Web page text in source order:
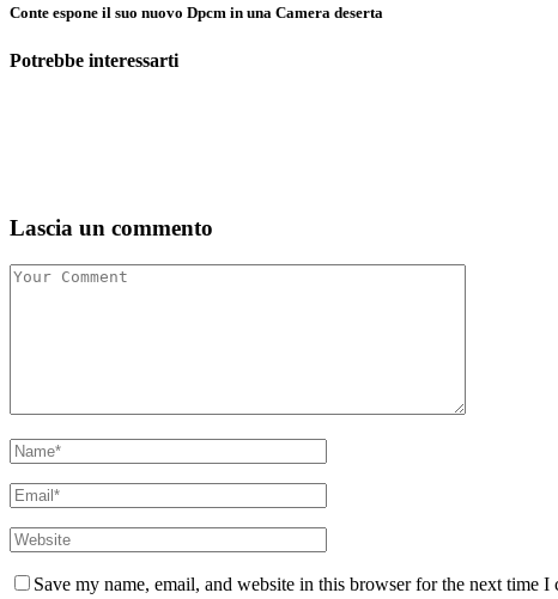
Conte espone il suo nuovo Dpcm in una Camera deserta
Potrebbe interessarti
Lascia un commento
Save my name, email, and website in this browser for the next time I